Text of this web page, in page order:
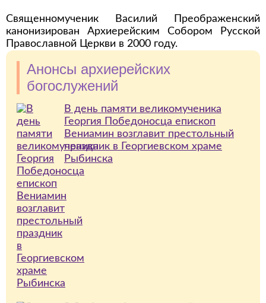
Священномученик Василий Преображенский
канонизирован Архиерейским Собором Русской
Православной Церкви в 2000 году.
Анонсы архиерейских
богослужений
В день памяти великомученика
Георгия Победоносца епископ
Вениамин возглавит престольный
праздник в Георгиевском храме
Рыбинска